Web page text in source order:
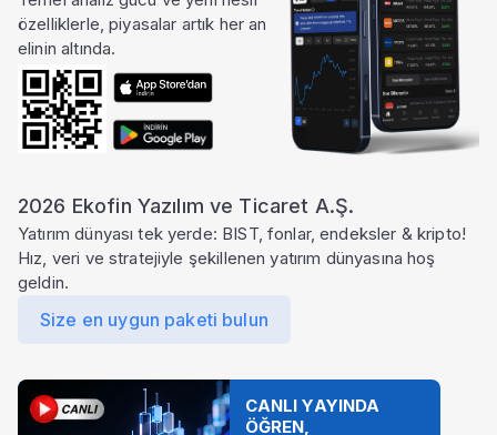
özelliklerle, piyasalar artık her an
elinin altında.
2026 Ekofin Yazılım ve Ticaret A.Ş.
Yatırım dünyası tek yerde: BIST, fonlar, endeksler & kripto!
Hız, veri ve stratejiyle şekillenen yatırım dünyasına hoş
geldin.
Size en uygun paketi bulun
CANLI YAYINDA
ÖĞREN,